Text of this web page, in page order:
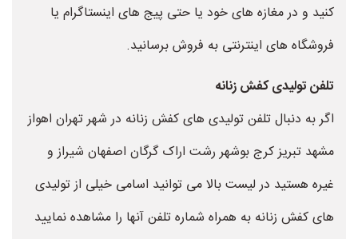
کنید و در مغازه های خود یا حتی پیج های اینستاگرام یا
فروشگاه های اینترنتی به فروش برسانید.
تلفن تولیدی کفش زنانه
اگر به دنبال تلفن تولیدی های کفش زنانه در شهر تهران اهواز
مشهد تبریز کرج بوشهر رشت اراک گرگان اصفهان شیراز و
غیره هستید در لیست بالا می توانید اسامی خیلی از تولیدی
های کفش زنانه به همراه شماره تلفن آنها را مشاهده نمایید